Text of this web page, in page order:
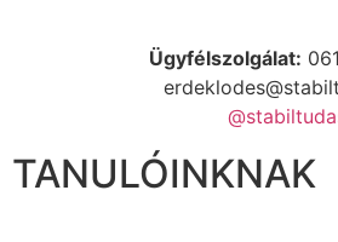
Ügyfélszolgálat:
TANULÓINKNAK